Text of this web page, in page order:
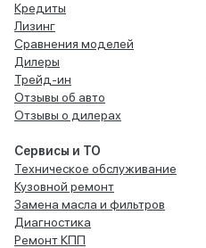
Кредиты
Лизинг
Сравнения моделей
Дилеры
Трейд-ин
Отзывы об авто
Отзывы о дилерах
Сервисы и ТО
Техническое обслуживание
Кузовной ремонт
Замена масла и фильтров
Диагностика
Ремонт КПП